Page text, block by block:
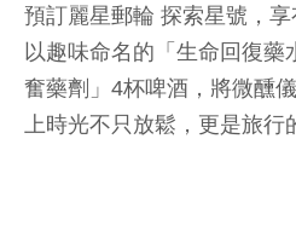
預訂麗星郵輪 探索星號，享
以趣味命名的「生命回復
奮藥劑」4杯啤酒，將微醺
上時光不只放鬆，更是旅行